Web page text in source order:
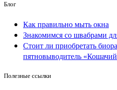
Блог
Как правильно мыть окна
Знакомимся со швабрами
Стоит ли приобретать
пятновыводитель
Полезные ссылки